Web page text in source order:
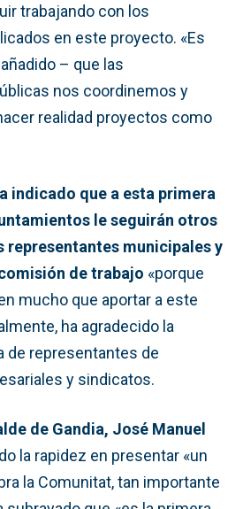
trabajando con los
en este proyecto. «Es
– que las
nos coordinemos y
realidad proyectos como
indicado que a esta primera
le seguirán otros
representantes municipales y
de trabajo «porque
mucho que aportar a este
ha agradecido la
de representantes de
y sindicatos.
de Gandia, José Manuel
la rapidez en presentar «un
la Comunitat, tan importante